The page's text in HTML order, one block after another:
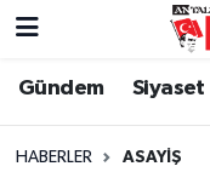
Gündem Siyaset
HABERLER ASAYIŞ
Gündem
Siyaset
Nöbetçi
Hava Durumu